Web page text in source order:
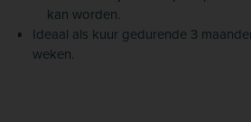
kan worden.
Ideaal als kuur gedurende 3
weken.